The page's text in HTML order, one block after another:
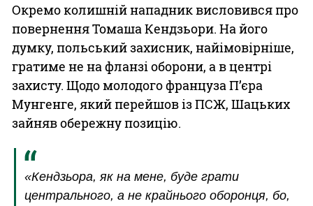
Окремо колишній нападник висловився про
повернення Томаша Кендзьори. На його
думку, польський захисник, найімовірніше,
гратиме не на фланзі оборони, а в центрі
захисту. Щодо молодого француза П’єра
Мунгенге, який перейшов із ПСЖ, Шацьких
зайняв обережну позицію.
«Кендзьора, як на мене, буде грати
центрального, а не крайнього оборонця, бо,